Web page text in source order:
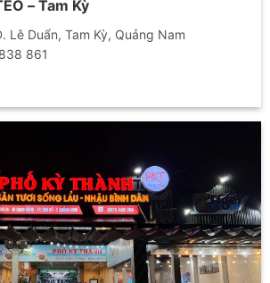
– Tam Kỳ
Duẩn, Tam Kỳ, Quảng Nam
861